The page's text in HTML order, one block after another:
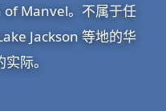
of Manvel。不属于任
Jackson 等地的华
际。